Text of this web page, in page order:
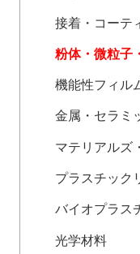
接着・コーテ
粉体・微粒子
機能性フィル
金属・セラミ
マテリアルズ
プラスチック
バイオプラス
光学材料